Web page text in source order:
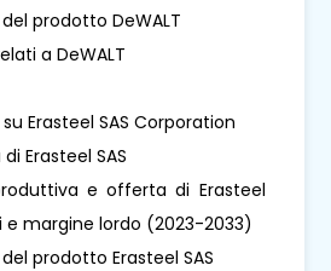
prodotto DeWALT
a DeWALT
Erasteel SAS Corporation
Erasteel SAS
e offerta di Erasteel
e margine lordo (2023-2033)
prodotto Erasteel SAS